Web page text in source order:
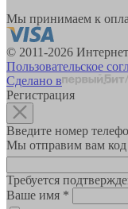
Мы принимаем к
© 2011-2026
Пользовательское
Сделано в
Регистрация
Введите номер
Мы отправим вам код
Требуется
Ваше имя *